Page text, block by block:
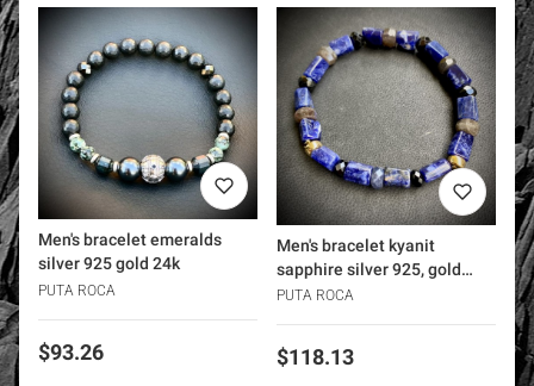
Men's bracelet emeralds
silver 925 gold 24k
PUTA ROCA
Price
$93.26
Men's bracelet kyanit
sapphire silver 925, gold
blue
PUTA ROCA
Price
$118.13